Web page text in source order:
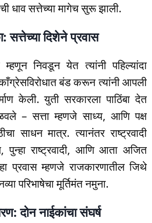
धाव सत्तेच्या मागेच सुरू झाली.
सत्तेच्या दिशेने प्रवास
निवडून येत त्यांनी पहिल्यांदा
बंड करून त्यांनी आपली
केली. युती सरकारला पाठिंबा देत
– सत्ता म्हणजे साध्य, आणि पक्ष
साधन मात्र. त्यानंतर राष्ट्रवादी
राष्ट्रवादी, आणि आता अजित
प्रवास म्हणजे राजकारणातील जिथे
परिभाषेचा मूर्तिमंत नमुना.
दोन नाईकांचा संघर्ष